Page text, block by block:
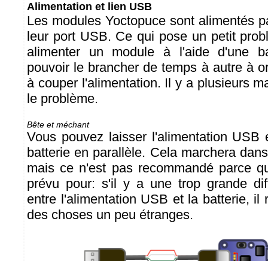
Alimentation et lien USB
Les modules Yoctopuce sont alimentés
leur port USB. Ce qui pose un petit
alimenter un module à l'aide d'une
pouvoir le brancher de temps à autre à
à couper l'alimentation. Il y a plusieurs
le problème.
Bête et méchant
Vous pouvez laisser l'alimentation USB
batterie en parallèle. Cela marchera
mais ce n'est pas recommandé parce
prévu pour: s'il y a une trop grande
entre l'alimentation USB et la batterie, il
des choses un peu étranges.